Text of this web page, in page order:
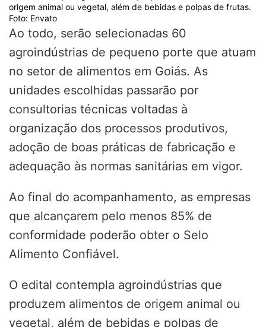
origem animal ou vegetal, além de bebidas e polpas de frutas.
Foto: Envato
Ao todo, serão selecionadas 60
agroindústrias de pequeno porte que atuam
no setor de alimentos em Goiás. As
unidades escolhidas passarão por
consultorias técnicas voltadas à
organização dos processos produtivos,
adoção de boas práticas de fabricação e
adequação às normas sanitárias em vigor.
Ao final do acompanhamento, as empresas
que alcançarem pelo menos 85% de
conformidade poderão obter o Selo
Alimento Confiável.
O edital contempla agroindústrias que
produzem alimentos de origem animal ou
vegetal, além de bebidas e polpas de